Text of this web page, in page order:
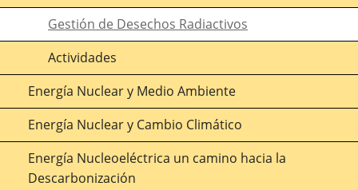
Gestión de Desechos Radiactivos
Actividades
Energía Nuclear y Medio Ambiente
Energía Nuclear y Cambio Climático
Energía Nucleoeléctrica un camino hacia la
Descarbonización